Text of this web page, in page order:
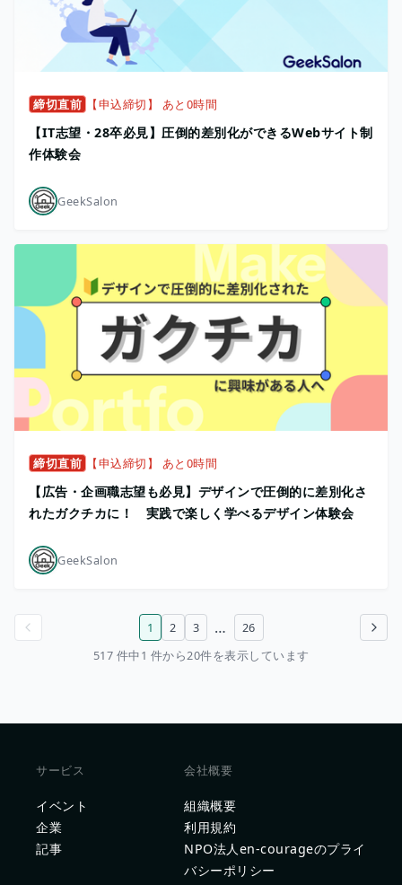
締切直前 【申込締切】 あと0時間
【IT志望・28卒必見】圧倒的差別化ができるWebサイト制
作体験会
GeekSalon
締切直前 【申込締切】 あと0時間
【広告・企画職志望も必見】デザインで圧倒的に差別化さ
れたガクチカに！ 実践で楽しく学べるデザイン体験会
GeekSalon
次のページ
1 2 3 …
26
517 件中1 件から20件を表示しています
サービス
イベント
企業
記事
会社概要
組織概要
利用規約
NPO法人en-courageのプライ
バシーポリシー